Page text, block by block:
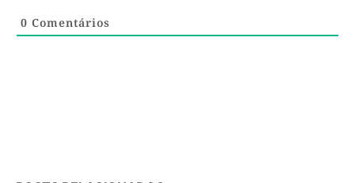
0 Comentários